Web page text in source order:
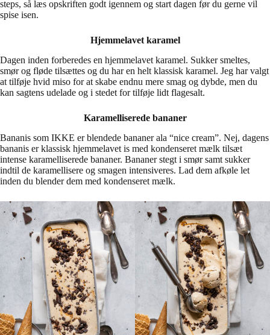
steps, så læs opskriften godt igennem og start dagen før du gerne vil
spise isen.
Hjemmelavet karamel
Dagen inden forberedes en hjemmelavet karamel. Sukker smeltes,
smør og fløde tilsættes og du har en helt klassisk karamel. Jeg har valgt
at tilføje hvid miso for at skabe endnu mere smag og dybde, men du
kan sagtens udelade og i stedet for tilføje lidt flagesalt.
Karamelliserede bananer
Bananis som IKKE er blendede bananer ala “nice cream”. Nej, dagens
bananis er klassisk hjemmelavet is med kondenseret mælk tilsæt
intense karamelliserede bananer. Bananer stegt i smør samt sukker
indtil de karamellisere og smagen intensiveres. Lad dem afkøle let
inden du blender dem med kondenseret mælk.